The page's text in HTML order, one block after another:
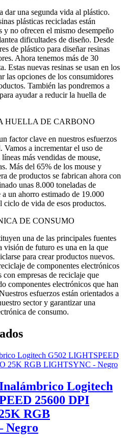
dar una segunda vida al plástico.
plásticas recicladas están
no ofrecen el mismo desempeño
dificultades de diseño. Desde
de plástico para diseñar resinas
Ahora tenemos más de 30
Estas nuevas resinas se usan en los
las opciones de los consumidores
También las pondremos a
ayudar a reducir la huella de
HUELLA DE CARBONO
factor clave en nuestros esfuerzos
Vamos a incrementar el uso de
más vendidas de mouse,
Más del 65% de los mouse y
de productos se fabrican ahora con
unas 8.000 toneladas de
un ahorro estimado de 19.000
de vida de esos productos.
DE CONSUMO
una de las principales fuentes
visión de futuro es una en la que
para crear productos nuevos.
de componentes electrónicos
empresas de reciclaje que
componentes electrónicos que han
esfuerzos están orientados a
sector y garantizar una
de consumo.
Logitech
25600 DPI
RGB
Negro